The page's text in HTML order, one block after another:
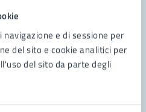
e di sessione per
del sito e cookie analitici per
del sito da parte degli